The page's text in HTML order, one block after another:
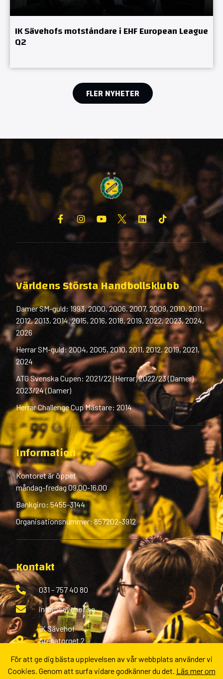
IK Sävehofs motståndare i EHF European League
Q2
FLER NYHETER
Världens Största Handbollsklubb
Damer SM-guld: 1993, 2000, 2006, 2007, 2009, 2010, 2011,
2012, 2013, 2014, 2015, 2016, 2018, 2019, 2022, 2023, 2024,
2026
Herrar SM-guld: 2004, 2005, 2010, 2011, 2012, 2019, 2021,
2024
ATG Svenska Cupen: 2021/22 (Herrar) 2022/23 (Damer)
2023/24 (Damer)
Herrar Challenge Cup Mästare: 2014
Information
Kontoret är öppet
måndag-fredag 09.00-16.00
Bankgiro: 5455-3144
Organisationsnummer: 857202-3912
Kontakt
031 - 757 40 80
info@savehof.se
IK Sävehof
Arenatorget 2
Fler kontaktvägar
För att ge dig bästa upplevelsen av vår webbplats använder vi
Cookies. Genom att surfa vidare godkänner du det. Läs mer om